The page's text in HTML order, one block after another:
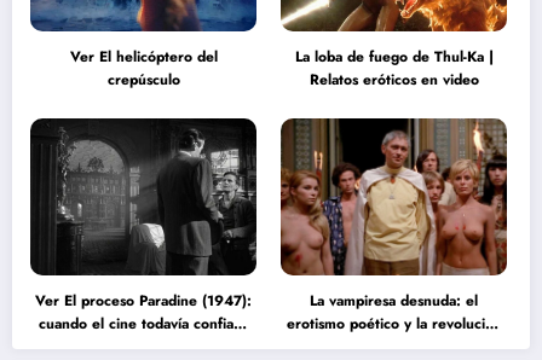
Ver El helicóptero del
crepúsculo
La loba de fuego de Thul-Ka |
Relatos eróticos en video
Ver El proceso Paradine (1947):
cuando el cine todavía confiaba
en la inteligencia del espectador
La vampiresa desnuda: el
erotismo poético y la revolución
psicodélica de Jean Rollin